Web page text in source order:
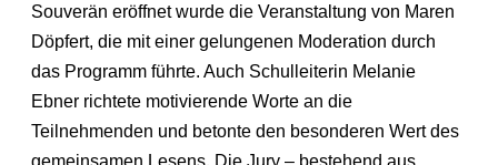
Souverän eröffnet wurde die Veranstaltung von Maren
Döpfert, die mit einer gelungenen Moderation durch
das Programm führte. Auch Schulleiterin Melanie
Ebner richtete motivierende Worte an die
Teilnehmenden und betonte den besonderen Wert des
gemeinsamen Lesens. Die Jury – bestehend aus